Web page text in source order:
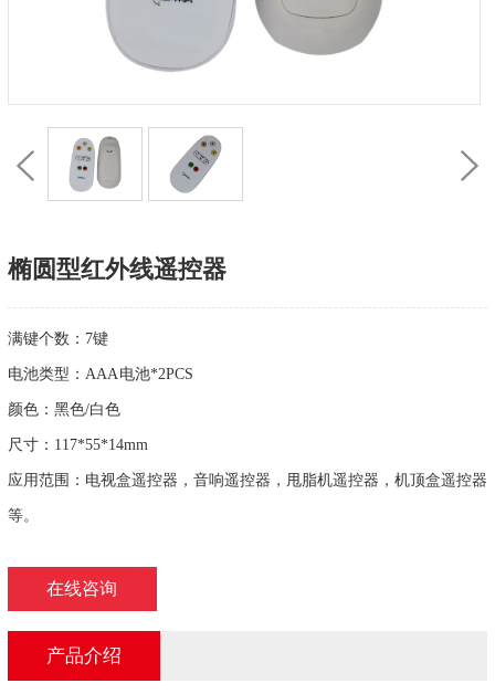
椭圆型红外线遥控器
满键个数：7键
电池类型：AAA 电池*2PCS
颜色：黑色/白色
尺寸：117*55*14mm
应用范围：电视盒遥控器，音响遥控器，甩脂机遥控器，机顶盒遥控器
等。
在线咨询
产品介绍